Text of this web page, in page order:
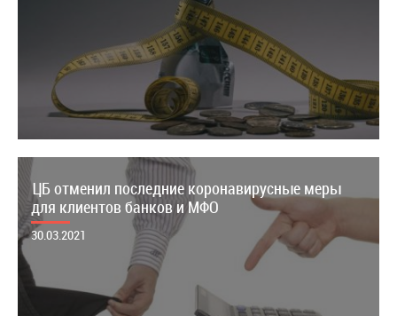
ЦБ отменил последние коронавирусные меры
для клиентов банков и МФО
30.03.2021